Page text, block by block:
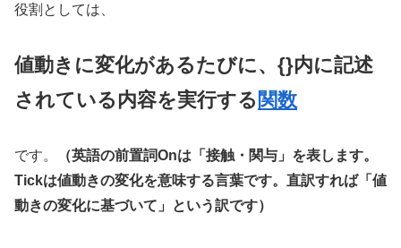
役割としては、
値動きに変化があるたびに、{}内に記述
されている内容を実行する 関数
です。
（英語の前置詞Onは「接触・関与」を表します。
Tickは値動きの変化を意味する言葉です。直訳すれば「値
動きの変化に基づいて」という訳です）